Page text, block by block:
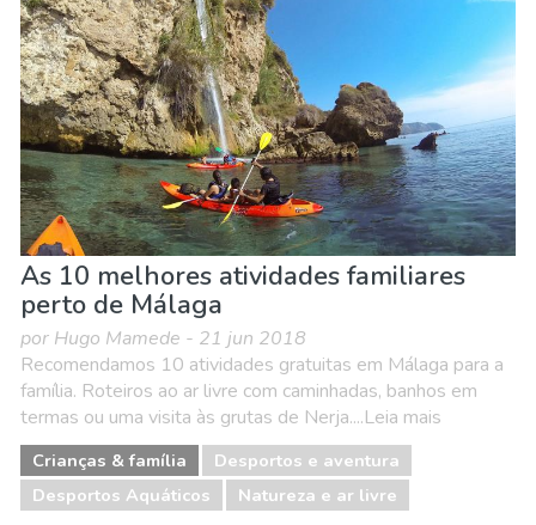
Eventos locais
Museu & Arte
Noite
Onde ficar Praias
As 10 melhores atividades familiares
perto de Málaga
por Hugo Mamede - 21 jun 2018
Recomendamos 10 atividades gratuitas em Málaga para a
família. Roteiros ao ar livre com caminhadas, banhos em
termas ou uma visita às grutas de Nerja....Leia mais
Crianças & família
Desportos e aventura
Desportos Aquáticos
Natureza e ar livre